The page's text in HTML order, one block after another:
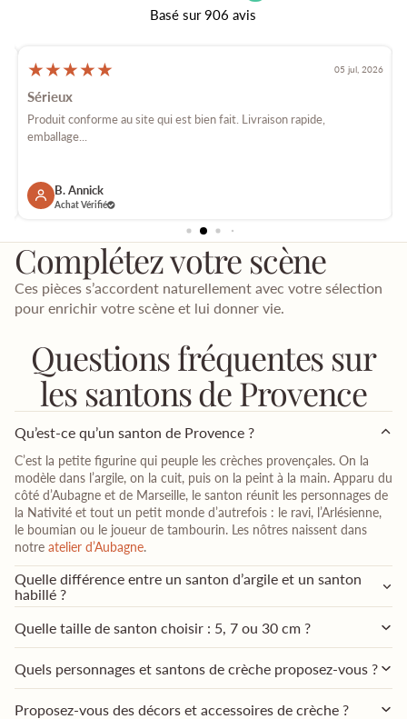
Basé sur 906 avis
★★★★★ 05 jul, 2026
Sérieux
Produit conforme au site qui est bien fait. Livraison rapide,
emballage...
B. Annick
Achat Vérifié
Complétez votre scène
Ces pièces s’accordent naturellement avec votre sélection
pour enrichir votre scène et lui donner vie.
Questions fréquentes sur
les santons de Provence
Qu’est-ce qu’un santon de Provence ?
C’est la petite figurine qui peuple les crèches provençales. On la
modèle dans l’argile, on la cuit, puis on la peint à la main. Apparu du
côté d’Aubagne et de Marseille, le santon réunit les personnages de
la Nativité et tout un petit monde d’autrefois : le ravi, l’Arlésienne,
le boumian ou le joueur de tambourin. Les nôtres naissent dans
notre atelier d’Aubagne.
Quelle différence entre un santon d’argile et un santon
habillé ?
Quelle taille de santon choisir : 5, 7 ou 30 cm ?
Quels personnages et santons de crèche proposez-vous ?
Proposez-vous des décors et accessoires de crèche ?